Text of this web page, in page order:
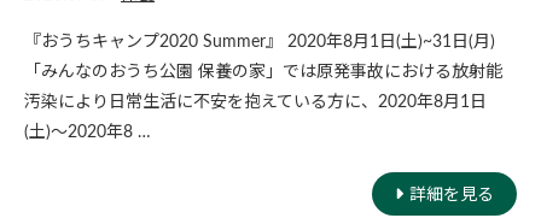
『おうちキャンプ2020 Summer』 2020年8月1日(土)~31日(月)
「みんなのおうち公園 保養の家」では原発事故における放射能
汚染により日常生活に不安を抱えている方に、2020年8月1日
(土)〜2020年8 …
詳細を見る